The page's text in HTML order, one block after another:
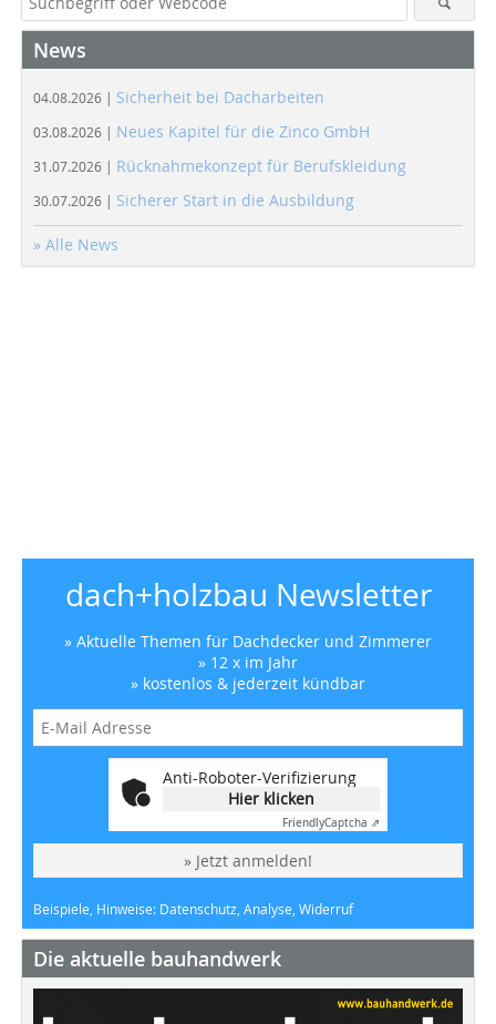
News
04.08.2026 | Sicherheit bei Dacharbeiten
03.08.2026 | Neues Kapitel für die Zinco GmbH
31.07.2026 | Rücknahmekonzept für Berufskleidung
30.07.2026 | Sicherer Start in die Ausbildung
» Alle News
dach+holzbau Newsletter
» Aktuelle Themen für Dachdecker und Zimmerer
» 12 x im Jahr
» kostenlos & jederzeit kündbar
Anti-Roboter-Verifizierung
Hier klicken
FriendlyCaptcha ⇗
» Jetzt anmelden!
Beispiele, Hinweise: Datenschutz, Analyse, Widerruf
Die aktuelle bauhandwerk